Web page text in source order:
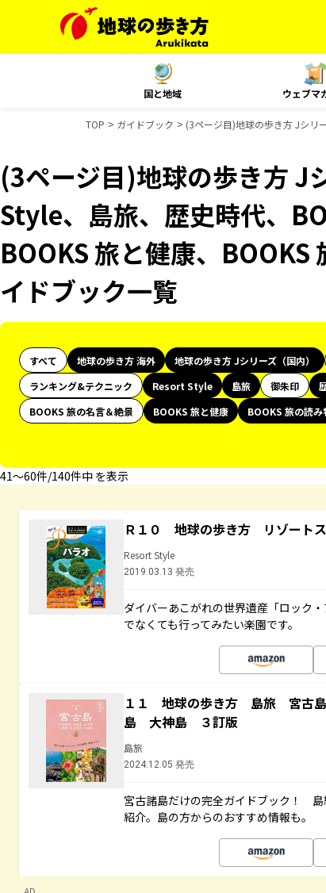
国と地域 ウェブマ
TOP ガイドブック (3ページ目)地球の歩き方 Jシリ
(3ページ目)地球の歩き方 J
Style、島旅、歴史時代、
BOOKS 旅と健康、
イドブック一覧
すべて 地球の歩き方 海外 地球の歩き方 Jシリーズ（国内）
ランキング&テクニック
Resort Style 島旅 御朱印
BOOKS 旅の名言＆絶景
BOOKS 旅と健康 BOOKS 旅の読み
41〜60件/140件中 を表示
Ｒ１０ 地球の歩き方 リゾート
Resort Style
2019.03.13 発売
ダイバーあこがれの世界遺産「ロック
でなくても行ってみたい楽園です。
１１ 地球の歩き方 島旅 宮古
島 大神島 ３訂版
島旅
2024.12.05 発売
宮古諸島だけの完全ガイドブック！ 島
紹介。島の方からのおすすめ情報も。